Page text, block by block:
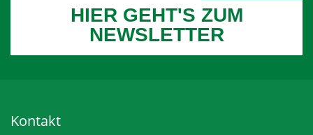
HIER GEHT'S ZUM
NEWSLETTER
Kontakt